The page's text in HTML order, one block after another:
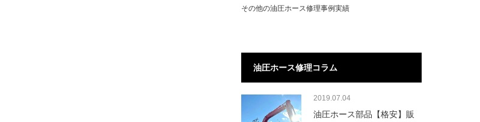
その他の油圧ホース修理事例実績
油圧ホース修理コラム
2019.07.04
油圧ホース部品【格安】販